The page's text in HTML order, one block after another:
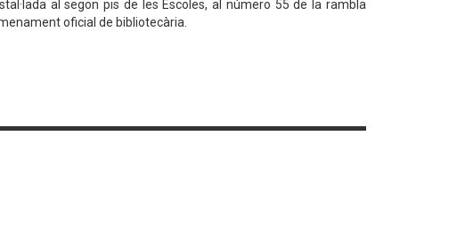
al segon pis de les Escoles, al número 55 de la rambla
oficial de bibliotecària.